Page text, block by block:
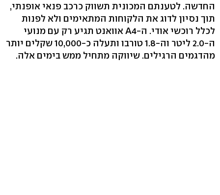
החדשה. לטענתם המכונית תשווק כרכב פנאי אופנתי,
תוך נסיון לדוג את הלקוחות המתאימים ולא לפנות
לכלל רוכשי אודי. ה-A4 אוואנט תגיע רק עם מנועי
ה-2.0 ליטר וה-1.8 טורבו ותעלה כ-10,000 שקלים יותר
מהדגמים הרגילים. שיווקה מתחיל ממש בימים אלה.